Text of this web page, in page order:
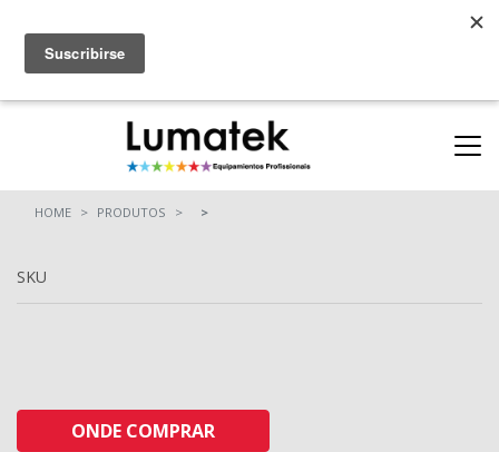
ONDE COMPRAR
HOME PRODUTOS
SKU
ONDE COMPRAR